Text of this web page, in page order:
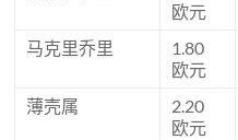
欧元
马克里乔里
1.80
欧元
薄壳属
2.20
欧元